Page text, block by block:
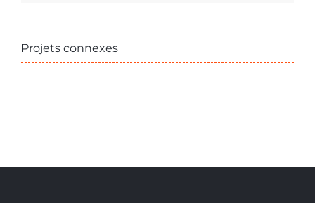
Projets connexes
Duplex
baigné
Semi-
niveau
cuisine